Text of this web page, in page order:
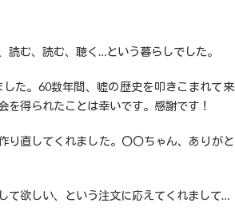
む、読む、聴く…という暮らしでした。
た。60数年間、嘘の歴史を叩きこまれて来
得られたことは幸いです。感謝です！
直してくれました。〇〇ちゃん、ありがと
て欲しい、という注文に応えてくれまして…